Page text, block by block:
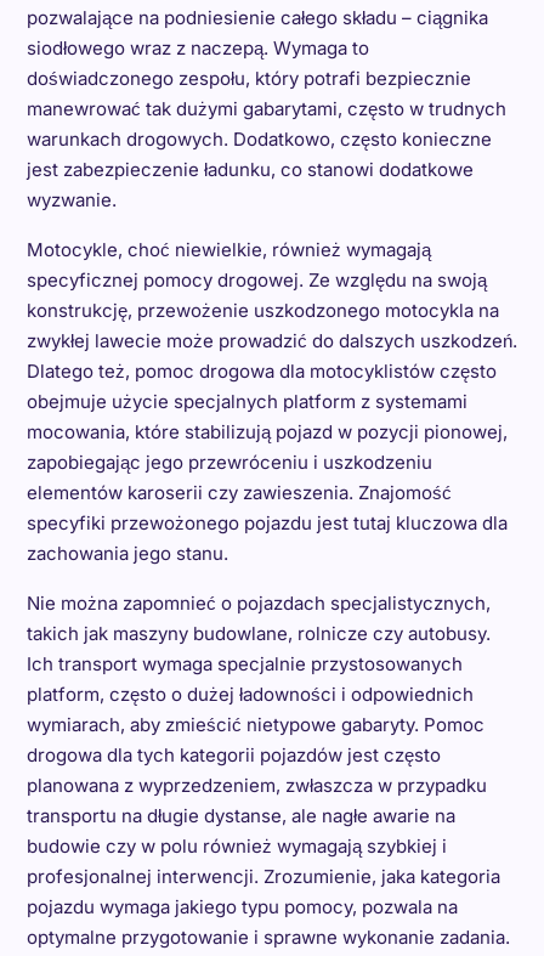
pozwalające na podniesienie całego składu – ciągnika
siodłowego wraz z naczepą. Wymaga to
doświadczonego zespołu, który potrafi bezpiecznie
manewrować tak dużymi gabarytami, często w trudnych
warunkach drogowych. Dodatkowo, często konieczne
jest zabezpieczenie ładunku, co stanowi dodatkowe
wyzwanie.
Motocykle, choć niewielkie, również wymagają
specyficznej pomocy drogowej. Ze względu na swoją
konstrukcję, przewożenie uszkodzonego motocykla na
zwykłej lawecie może prowadzić do dalszych uszkodzeń.
Dlatego też, pomoc drogowa dla motocyklistów często
obejmuje użycie specjalnych platform z systemami
mocowania, które stabilizują pojazd w pozycji pionowej,
zapobiegając jego przewróceniu i uszkodzeniu
elementów karoserii czy zawieszenia. Znajomość
specyfiki przewożonego pojazdu jest tutaj kluczowa dla
zachowania jego stanu.
Nie można zapomnieć o pojazdach specjalistycznych,
takich jak maszyny budowlane, rolnicze czy autobusy.
Ich transport wymaga specjalnie przystosowanych
platform, często o dużej ładowności i odpowiednich
wymiarach, aby zmieścić nietypowe gabaryty. Pomoc
drogowa dla tych kategorii pojazdów jest często
planowana z wyprzedzeniem, zwłaszcza w przypadku
transportu na długie dystanse, ale nagłe awarie na
budowie czy w polu również wymagają szybkiej i
profesjonalnej interwencji. Zrozumienie, jaka kategoria
pojazdu wymaga jakiego typu pomocy, pozwala na
optymalne przygotowanie i sprawne wykonanie zadania.